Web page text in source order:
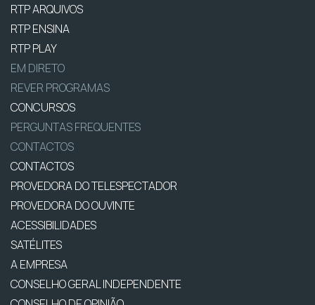
RTP ARQUIVOS
RTP ENSINA
RTP PLAY
EM DIRETO
REVER PROGRAMAS
CONCURSOS
PERGUNTAS FREQUENTES
CONTACTOS
CONTACTOS
PROVEDORA DO TELESPECTADOR
PROVEDORA DO OUVINTE
ACESSIBILIDADES
SATÉLITES
A EMPRESA
CONSELHO GERAL INDEPENDENTE